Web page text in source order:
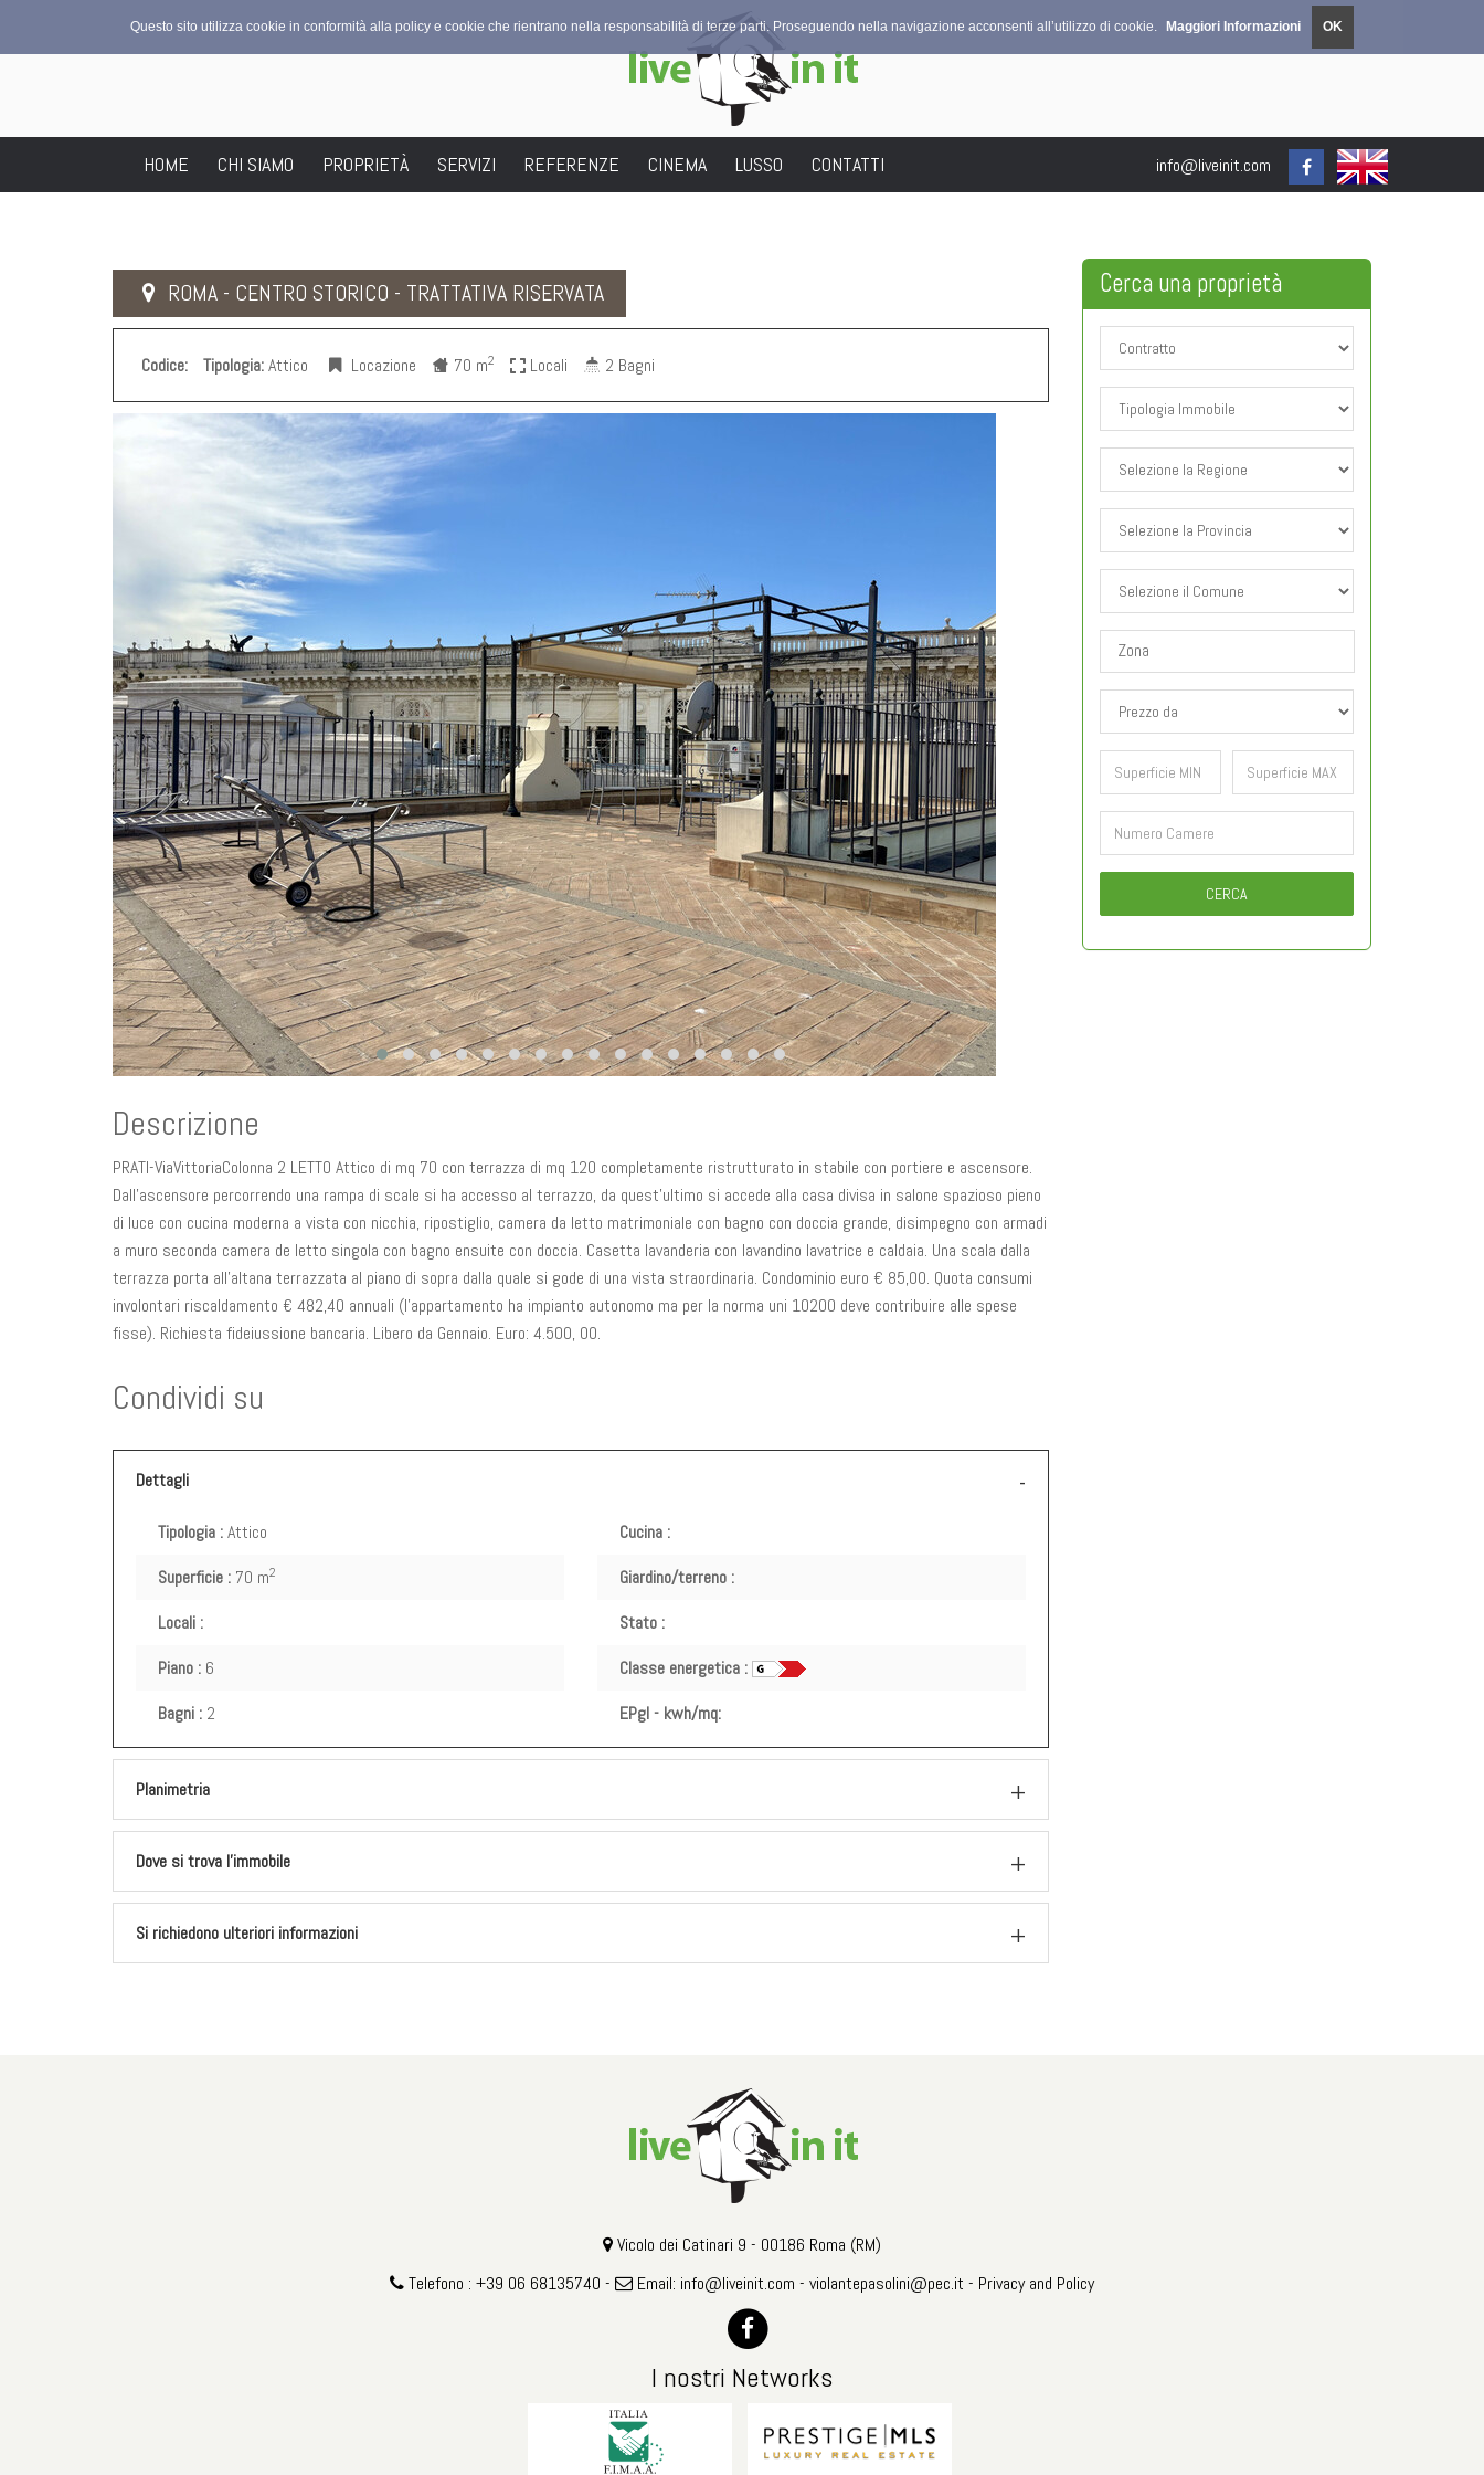
HOME CHI SIAMO PROPRIETÀ SERVIZI REFERENZE CINEMA LUSSO CONTATTI info@liveinit.com
ROMA - CENTRO STORICO - TRATTATIVA RISERVATA
Codice: Tipologia:Attico Locazione 70 m2 Locali 2 Bagni
Descrizione
PRATI-ViaVittoriaColonna 2 LETTO Attico di mq 70 con terrazza di mq 120 completamente ristrutturato in stabile con portiere e ascensore.
Dall’ascensore percorrendo una rampa di scale si ha accesso al terrazzo, da quest’ultimo si accede alla casa divisa in salone spazioso pieno
di luce con cucina moderna a vista con nicchia, ripostiglio, camera da letto matrimoniale con bagno con doccia grande, disimpegno con armadi
a muro seconda camera de letto singola con bagno ensuite con doccia. Casetta lavanderia con lavandino lavatrice e caldaia. Una scala dalla
terrazza porta all’altana terrazzata al piano di sopra dalla quale si gode di una vista straordinaria. Condominio euro € 85,00. Quota consumi
involontari riscaldamento € 482,40 annuali (l’appartamento ha impianto autonomo ma per la norma uni 10200 deve contribuire alle spese
fisse). Richiesta fideiussione bancaria. Libero da Gennaio. Euro: 4.500, 00.
Condividi su
Dettagli
Tipologia :Attico
Superficie : 70 m2
Locali :
Piano : 6
Bagni : 2
Cucina :
Giardino/terreno :
Stato :
Classe energetica :
EPgl - kwh/mq:
Planimetria
Dove si trova l'immobile
Si richiedono ulteriori informazioni
Cerca una proprietà
CERCA
Vicolo dei Catinari 9 - 00186 Roma (RM)
Telefono : +39 06 68135740 -
Email: info@liveinit.com - violantepasolini@pec.it - Privacy and Policy
I nostri Networks
Questo sito utilizza cookie in conformità alla policy e cookie che rientrano nella responsabilità di terze parti. Proseguendo nella navigazione acconsenti all’utilizzo di cookie. Maggiori Informazioni OK